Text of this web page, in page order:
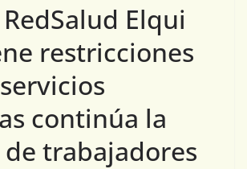
Elqui
restricciones
continúa la
trabajadores